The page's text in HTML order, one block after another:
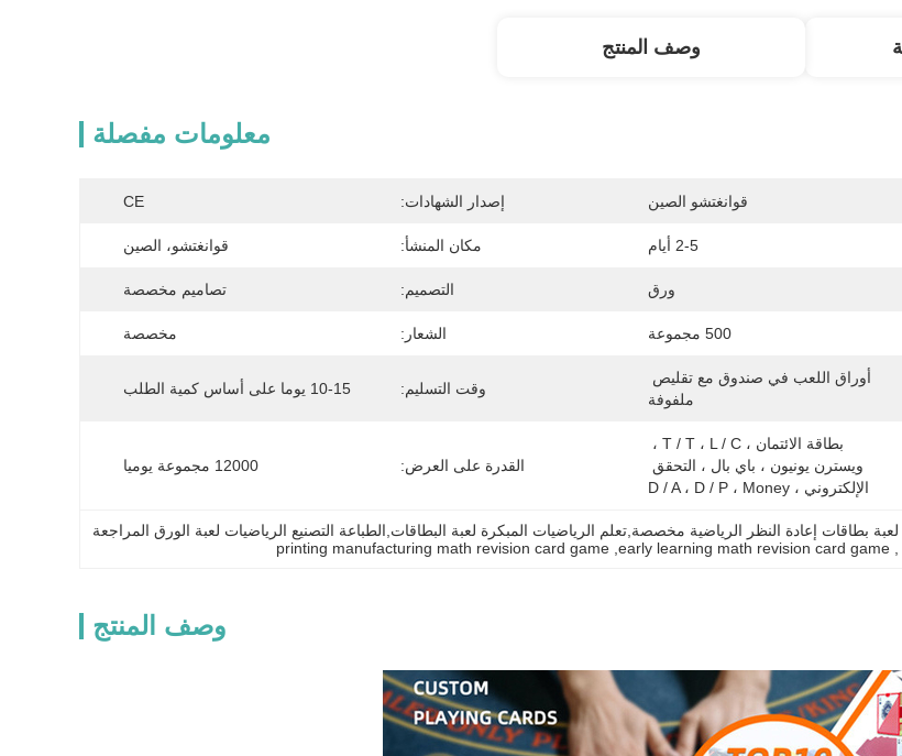
وصف المنتج
معلومات مفصلة
قوانغتشو الصين إصدار الشهادات: CE
2-5 أيام مكان المنشأ: قوانغتشو، الصين
ورق التصميم: تصاميم مخصصة
500 مجموعة الشعار: مخصصة
ملفوفة
وقت التسليم: 10-15 يوما على أساس كمية الطلب
الإلكتروني ، D / A ، D / P ، Money
القدرة على العرض: 12000 مجموعة يوميا
لعبة بطاقات إعادة النظر الرياضية مخصصة,تعلم الرياضيات المبكرة لعبة البطاقات,الطباعة التصنيع الرياضيات لعبة الورق المراجعة
,
early learning math revision card game
,
printing manufacturing math revision card game
وصف المنتج